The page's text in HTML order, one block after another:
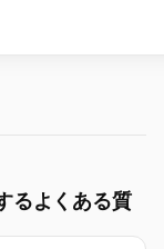
るよくある質